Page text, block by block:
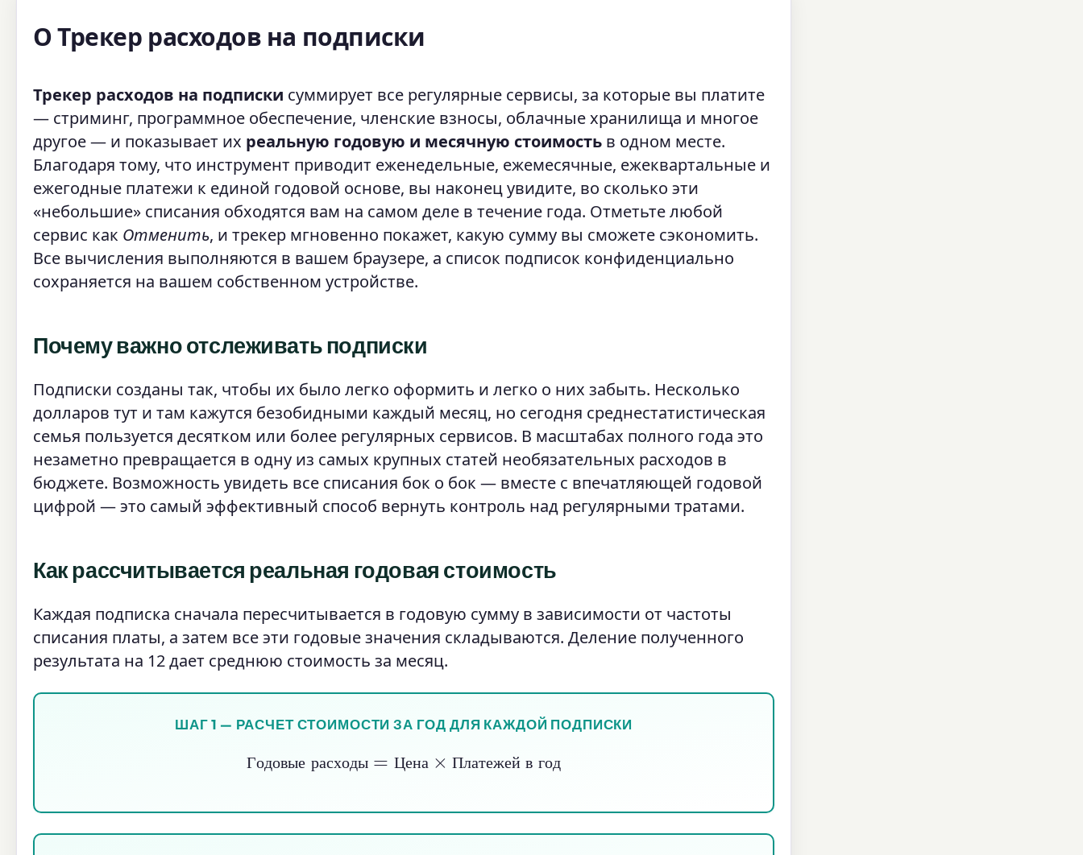
О Трекер расходов на подписки
Трекер расходов на подписки суммирует все регулярные сервисы, за которые вы платите
— стриминг, программное обеспечение, членские взносы, облачные хранилища и многое
другое — и показывает их реальную годовую и месячную стоимость в одном месте.
Благодаря тому, что инструмент приводит еженедельные, ежемесячные, ежеквартальные и
ежегодные платежи к единой годовой основе, вы наконец увидите, во сколько эти
«небольшие» списания обходятся вам на самом деле в течение года. Отметьте любой
сервис как Отменить, и трекер мгновенно покажет, какую сумму вы сможете сэкономить.
Все вычисления выполняются в вашем браузере, а список подписок конфиденциально
сохраняется на вашем собственном устройстве.
Почему важно отслеживать подписки
Подписки созданы так, чтобы их было легко оформить и легко о них забыть. Несколько
долларов тут и там кажутся безобидными каждый месяц, но сегодня среднестатистическая
семья пользуется десятком или более регулярных сервисов. В масштабах полного года это
незаметно превращается в одну из самых крупных статей необязательных расходов в
бюджете. Возможность увидеть все списания бок о бок — вместе с впечатляющей годовой
цифрой — это самый эффективный способ вернуть контроль над регулярными тратами.
Как рассчитывается реальная годовая стоимость
Каждая подписка сначала пересчитывается в годовую сумму в зависимости от частоты
списания платы, а затем все эти годовые значения складываются. Деление полученного
результата на 12 дает среднюю стоимость за месяц.
ШАГ 1 — РАСЧЕТ СТОИМОСТИ ЗА ГОД ДЛЯ КАЖДОЙ ПОДПИСКИ
Г од овы е р ас хо ды Це на Пла т еж ей в г о д
Годовые расходы= Цена× Платежей в год